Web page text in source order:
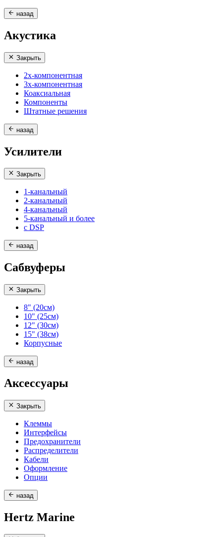
назад
Акустика
Закрыть
2х-компонентная
3х-компонентная
Коаксиальная
Компоненты
Штатные решения
назад
Усилители
Закрыть
1-канальный
2-канальный
4-канальный
5-канальный и более
с DSP
назад
Сабвуферы
Закрыть
8" (20см)
10" (25см)
12" (30см)
15" (38см)
Корпусные
назад
Аксессуары
Закрыть
Клеммы
Интерфейсы
Предохранители
Распределители
Кабели
Оформление
Опции
назад
Hertz Marine